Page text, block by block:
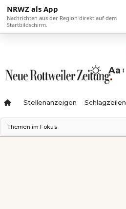
NRWZ als App
Nachrichten aus der Region direkt auf dem
Startbildschirm.
Aa
Stellenanzeigen Schlagzeilen
Themen im Fokus